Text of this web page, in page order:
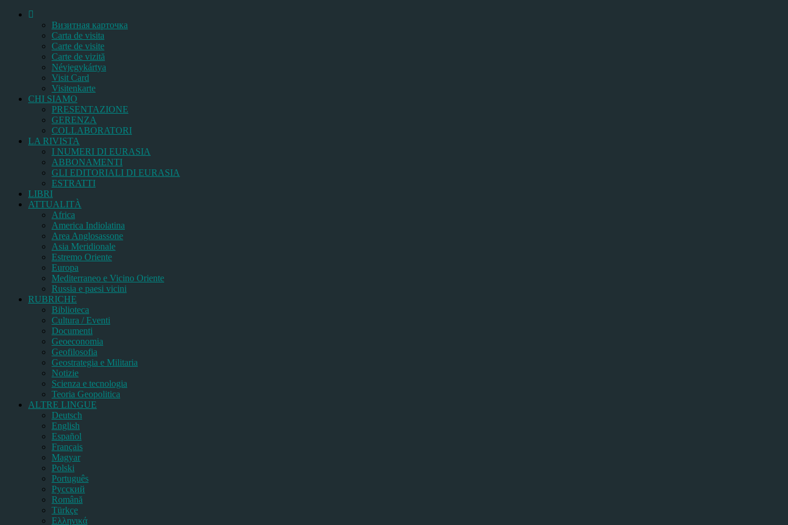
Bизитная карточка
Carta de visita
Carte de visite
Carte de vizită
Névjegykártya
Visit Card
Visitenkarte
CHI SIAMO
PRESENTAZIONE
GERENZA
COLLABORATORI
LA RIVISTA
I NUMERI DI EURASIA
ABBONAMENTI
GLI EDITORIALI DI EURASIA
ESTRATTI
LIBRI
ATTUALITÀ
Africa
America Indiolatina
Area Anglosassone
Asia Meridionale
Estremo Oriente
Europa
Mediterraneo e Vicino Oriente
Russia e paesi vicini
RUBRICHE
Biblioteca
Cultura / Eventi
Documenti
Geoeconomia
Geofilosofia
Geostrategia e Militaria
Notizie
Scienza e tecnologia
Teoria Geopolitica
ALTRE LINGUE
Deutsch
English
Español
Français
Magyar
Polski
Português
Pусский
Română
Türkçe
Ελληνικά